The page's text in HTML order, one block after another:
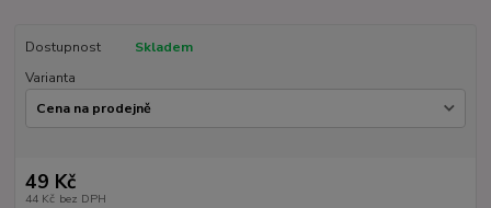
Dostupnost
Skladem
Varianta
49 Kč
44 Kč bez DPH